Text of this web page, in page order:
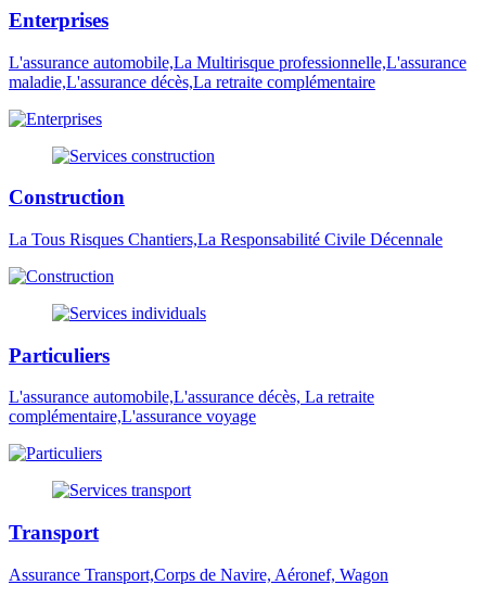
Enterprises
L'assurance automobile,La Multirisque professionnelle,L'assurance
maladie,L'assurance décès,La retraite complémentaire
Construction
La Tous Risques Chantiers,La Responsabilité Civile Décennale
Particuliers
L'assurance automobile,L'assurance décès, La retraite
complémentaire,L'assurance voyage
Transport
Assurance Transport,Corps de Navire, Aéronef, Wagon